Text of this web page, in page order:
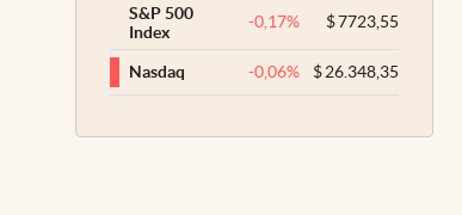
S&P 500
Index
-0,17% $7723,55
Nasdaq -0,06% $26.348,35